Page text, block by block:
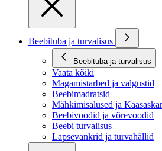
Beebituba ja turvalisus
Beebituba ja turvalisus
Vaata kõiki
Magamistarbed ja valgustid
Beebimadratsid
Mähkimisalused ja
Beebivoodid ja võrevoodid
Beebi turvalisus
Lapsevankrid ja turvahällid